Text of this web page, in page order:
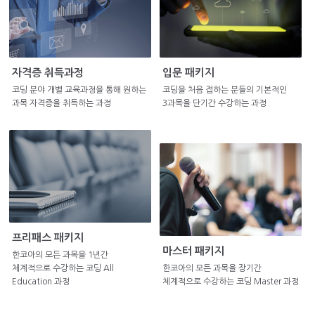
자격증 취득과정
코딩 분야 개별 교육과정을 통해 원하는
과목 자격증을 취득하는 과정
입문 패키지
코딩을 처음 접하는 분들의 기본적인
3과목을 단기간 수강하는 과정
프리패스 패키지
한코아의 모든 과목을 1년간
체계적으로 수강하는 코딩 All
Education 과정
마스터 패키지
한코아의 모든 과목을 장기간
체계적으로 수강하는 코딩 Master 과정